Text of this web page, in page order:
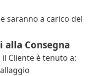
saranno a carico del
Consegna
Cliente è tenuto a: